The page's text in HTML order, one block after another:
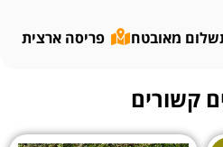
מאובטח פריסה ארצית
קשורים